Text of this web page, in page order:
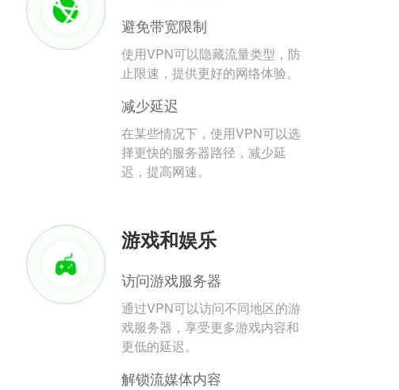
避免带宽限制
使用VPN可以隐藏流量类型，防
止限速，提供更好的网络体验。
减少延迟
在某些情况下，使用VPN可以选
择更快的服务器路径，减少延
迟，提高网速。
游戏和娱乐
访问游戏服务器
通过VPN可以访问不同地区的游
戏服务器，享受更多游戏内容和
更低的延迟。
解锁流媒体内容